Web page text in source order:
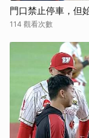
門口禁止停車，但
114 觀看次數